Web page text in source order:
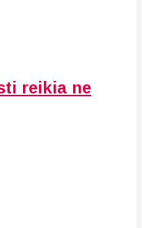
reikia ne